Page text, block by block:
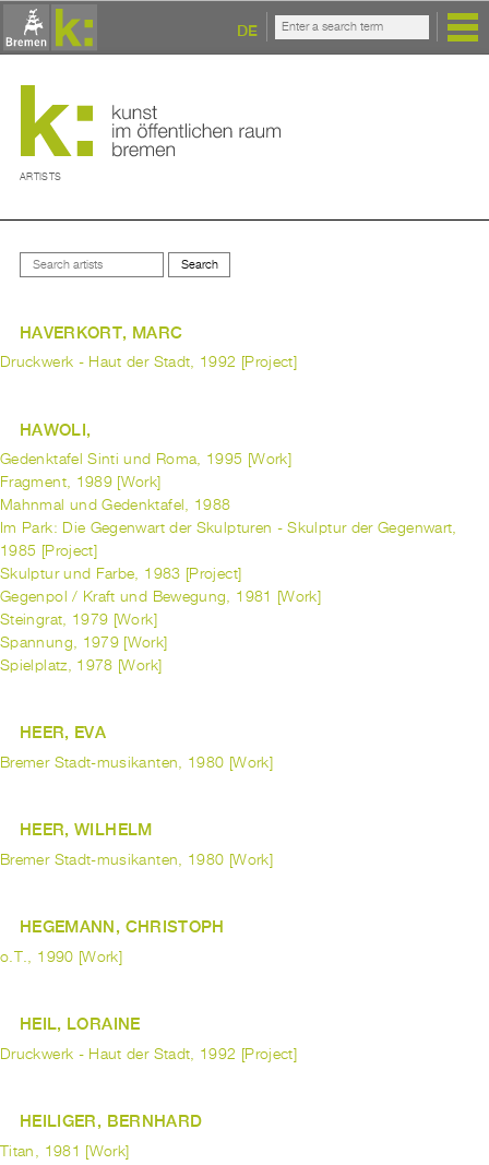
DE
ARTISTS
HAVERKORT, MARC
Druckwerk - Haut der Stadt, 1992 [Project]
HAWOLI,
Gedenktafel Sinti und Roma, 1995 [Work]
Fragment, 1989 [Work]
Mahnmal und Gedenktafel, 1988
Im Park: Die Gegenwart der Skulpturen - Skulptur der Gegenwart,
1985 [Project]
Skulptur und Farbe, 1983 [Project]
Gegenpol / Kraft und Bewegung, 1981 [Work]
Steingrat, 1979 [Work]
Spannung, 1979 [Work]
Spielplatz, 1978 [Work]
HEER, EVA
Bremer Stadt-musikanten, 1980 [Work]
HEER, WILHELM
Bremer Stadt-musikanten, 1980 [Work]
HEGEMANN, CHRISTOPH
o.T., 1990 [Work]
HEIL, LORAINE
Druckwerk - Haut der Stadt, 1992 [Project]
HEILIGER, BERNHARD
Titan, 1981 [Work]